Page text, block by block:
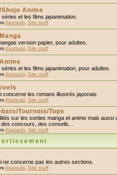
Shojo Anime
et les films japanimation.
Akatsuki Site staff
version papier, pour adultes.
Akatsuki Site staff
et les films japanimation, pour adultes.
Akatsuki Site staff
concerne les romans illustrés japonais
Akatsuki Site staff
Tournois/Tops
sur les sorties manga et anime mais aussi
concours, des conseils...
Akatsuki Site staff
ne concerne pas les autres sections.
Akatsuki Site staff